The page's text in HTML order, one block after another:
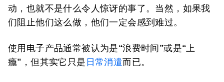
动，也就不是什么令人惊讶的事了。当然，如果我
们阻止他们这么做，他们一定会感到难过。
使用电子产品通常被认为是“浪费时间”或是“上
瘾”，但其实它只是 日常消遣而已。